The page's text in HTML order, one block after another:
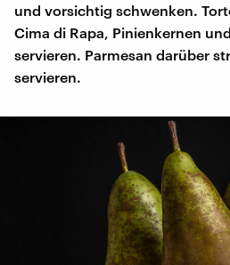
und vorsichtig schwenken.
Cima di Rapa, Pinienkernen
servieren. Parmesan darüber
servieren.